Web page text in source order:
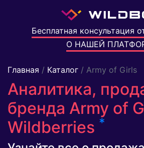
Бесплатная консультация
О НАШЕЙ
Главная / Каталог / Army of Girls
Аналитика,
бренда Army of
Wildberries *